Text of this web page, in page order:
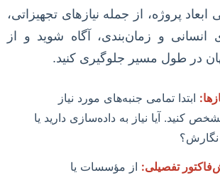
ابعاد پروژه، از جمله نیازهای تجهیزاتی،
انسانی و زمان‌بندی، آگاه شوید و از
در طول مسیر جلوگیری کنید.
ابتدا تمامی جنبه‌های مورد نیاز
کنید. آیا نیاز به داده‌سازی دارید یا
تفصیلی: از مؤسسات یا